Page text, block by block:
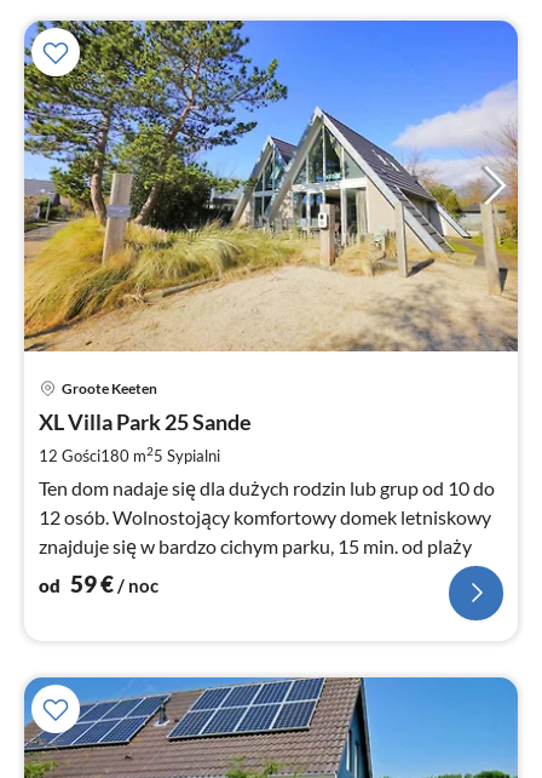
Groote Keeten
XL Villa Park 25 Sande
12 Gości180 m25 Sypialni
Ten dom nadaje się dla dużych rodzin lub grup od 10 do
12 osób. Wolnostojący komfortowy domek letniskowy
znajduje się w bardzo cichym parku, 15 min. od plaży
od 59€/ noc